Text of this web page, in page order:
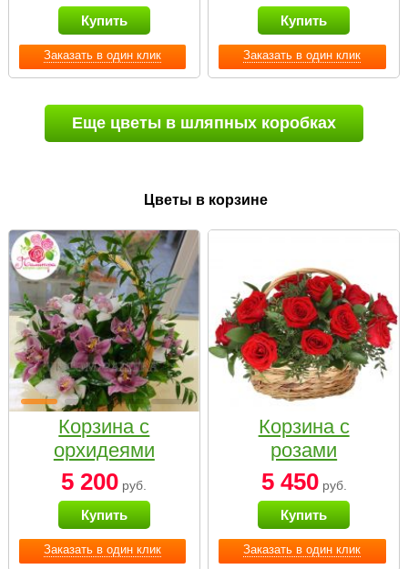
Заказать в один клик
Купить
Заказать в один клик
Купить
Еще цветы в шляпных коробках
Цветы в корзине
Заказать в один клик
Корзина с
орхидеями
малая
5 200 руб.
Купить
Заказать в один клик
Корзина с
розами
«Красный
Париж»
5 450руб.
Купить